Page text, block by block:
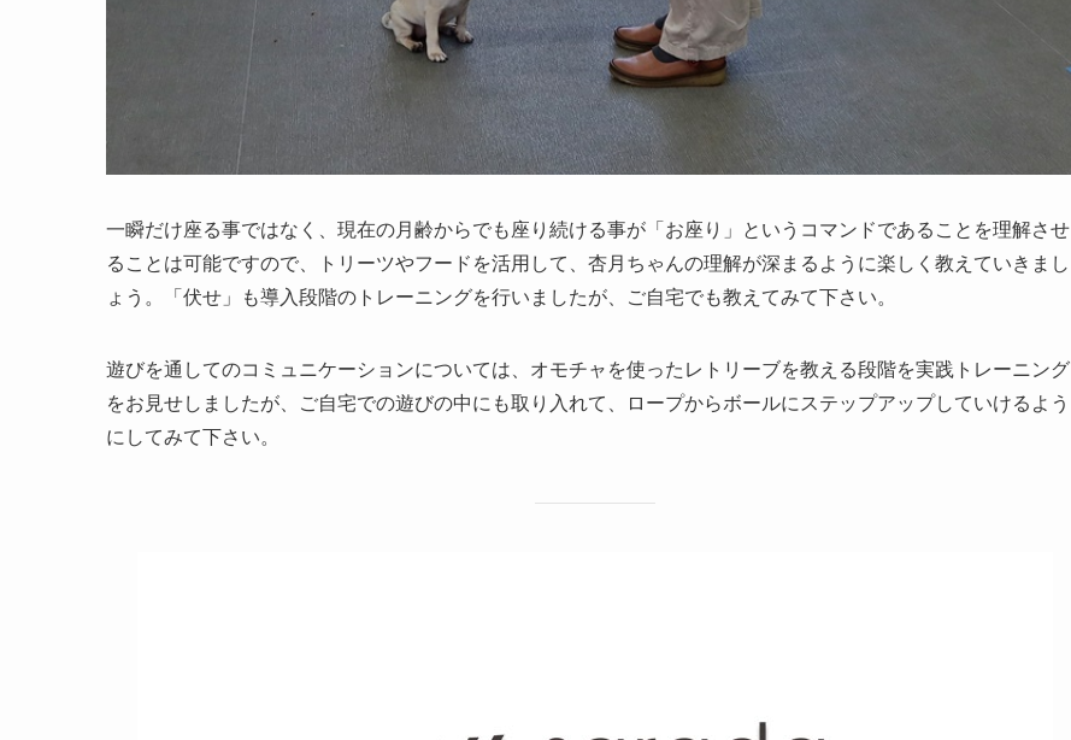
一瞬だけ座る事ではなく、現在の月齢からでも座り続ける事が「お座り」というコマンドであることを理解させ
ることは可能ですので、トリーツやフードを活用して、杏月ちゃんの理解が深まるように楽しく教えていきまし
ょう。「伏せ」も導入段階のトレーニングを行いましたが、ご自宅でも教えてみて下さい。
遊びを通してのコミュニケーションについては、オモチャを使ったレトリーブを教える段階を実践トレーニング
をお見せしましたが、ご自宅での遊びの中にも取り入れて、ロープからボールにステップアップしていけるよう
にしてみて下さい。